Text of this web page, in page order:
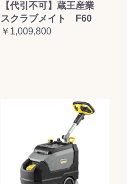
【代引不可】蔵王産業
スクラブメイト F60
￥1,009,800